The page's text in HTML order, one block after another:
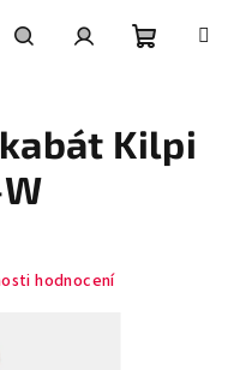
košík
Kilpi
hodnocení